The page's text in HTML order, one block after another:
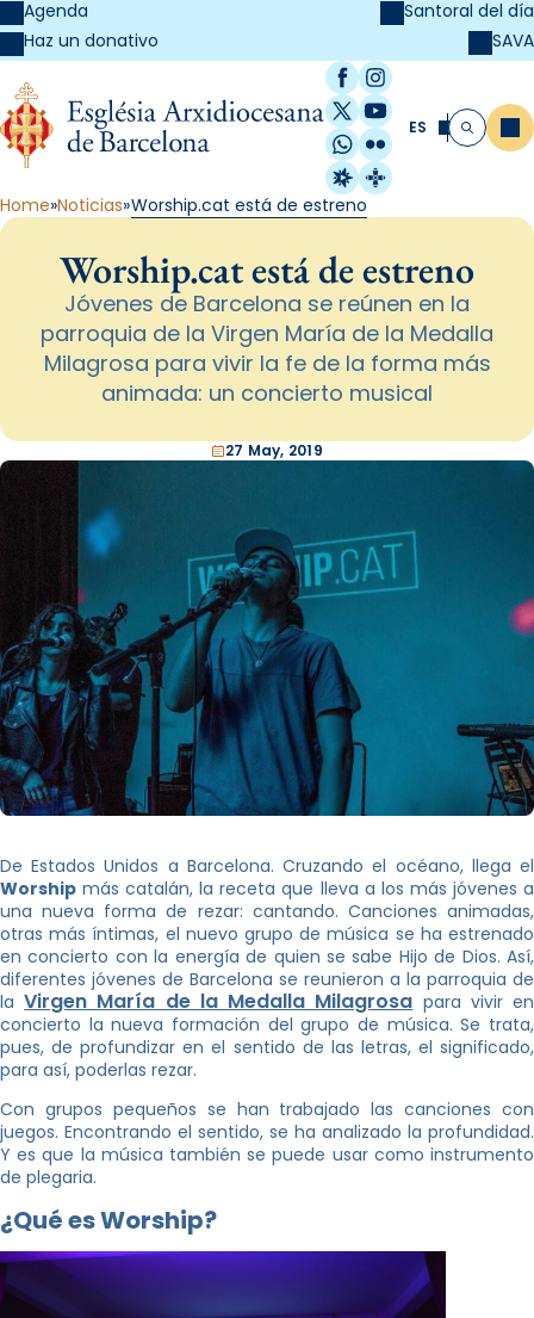
Agenda
Haz un donativo
Santoral del día
SAVA
Facebook
Instagram
X / Twitter
YouTube
WhatsApp
Flickr
Radio Estel
Catalunya
ES Buscar
Home Noticias Worship.cat está de estreno
Worship.cat está de estreno
Jóvenes de Barcelona se reúnen en la
parroquia de la Virgen María de la Medalla
Milagrosa para vivir la fe de la forma más
animada: un concierto musical
27 May, 2019
De Estados Unidos a Barcelona. Cruzando el océano, llega el
Worship más catalán, la receta que lleva a los más jóvenes a
una nueva forma de rezar: cantando. Canciones animadas,
otras más íntimas, el nuevo grupo de música se ha estrenado
en concierto con la energía de quien se sabe Hijo de Dios. Así,
diferentes jóvenes de Barcelona se reunieron a la parroquia de
laVirgen María de la Medalla Milagrosa para vivir en
concierto la nueva formación del grupo de música. Se trata,
pues, de profundizar en el sentido de las letras, el significado,
para así, poderlas rezar.
Con grupos pequeños se han trabajado las canciones con
juegos. Encontrando el sentido, se ha analizado la profundidad.
Y es que la música también se puede usar como instrumento
de plegaria.
¿Qué es Worship?